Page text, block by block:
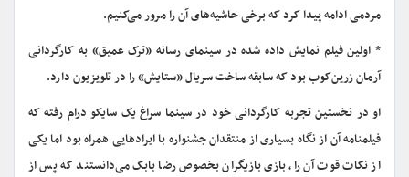
مردمی ادامه پیدا کرد که برخی حاشیه‌های آن را مرور می‌کنیم.
* اولین فیلم نمایش داده شده در سینمای رسانه «ترک عمیق» به کارگردانی
آرمان زرین‌کوب بود که سابقه ساخت سریال «ستایش» را در تلویزیون دارد.
او در نخستین تجربه کارگردانی خود در سینما سراغ یک سایکو درام رفته که
فیلمنامه آن از نگاه بسیاری از منتقدان جشنواره با ایرادهایی همراه بود اما یکی
از نکات قوت آن را، بازی بازیگران بخصوص رضا بابک می‌دانستند که پس از